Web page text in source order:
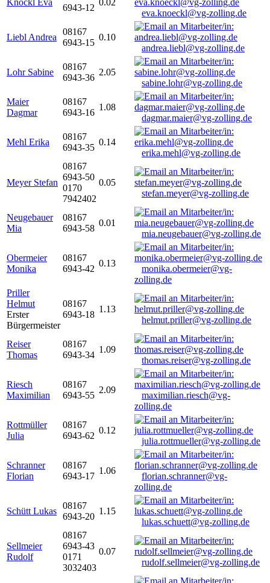
Knöckl Eva
6943-12
0.02
eva.knoeckl@vg-zolling.de
Liebl Andrea
08167
6943-15
0.10
andrea.liebl@vg-zolling.de
Lohr Sabine
08167
6943-36
2.05
sabine.lohr@vg-zolling.de
Maier
Dagmar
08167
6943-16
1.08
dagmar.maier@vg-zolling.de
Mehl Erika
08167
6943-35
0.14
erika.mehl@vg-zolling.de
Meyer Stefan
08167
6943-50
0170
7942402
0.05
stefan.meyer@vg-zolling.de
Neugebauer
Mia
08167
6943-58
0.01
mia.neugebauer@vg-zolling.de
Obermeier
Monika
08167
6943-42
0.13
monika.obermeier@vg-
zolling.de
Priller
Helmut
Erster
Bürgermeister
08167
6943-18
1.13
helmut.priller@vg-zolling.de
Reiser
Thomas
08167
6943-34
1.09
thomas.reiser@vg-zolling.de
Riesch
Maximilian
08167
6943-55
2.09
maximilian.riesch@vg-
zolling.de
Rottmüller
Julia
08167
6943-62
0.12
julia.rottmueller@vg-zolling.de
Schranner
Florian
08167
6943-17
1.06
florian.schranner@vg-
zolling.de
Schütt Lukas
08167
6943-20
1.15
lukas.schuett@vg-zolling.de
Sellmeier
Rudolf
08167
6943-43
0171
3032403
0.07
rudolf.sellmeier@vg-zolling.de